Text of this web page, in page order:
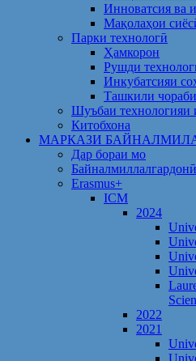
Инноватсия ва
Мақолаҳои
Парки технологӣ
Ҳамкорон
Рушди
Инкубатсияи
Ташкили
Шуъбаи технологияи
Китобхона
МАРКАЗИ
Дар бораи мо
Байналмиллалгардонӣ
Erasmus+
ICM
2024
2022
2021